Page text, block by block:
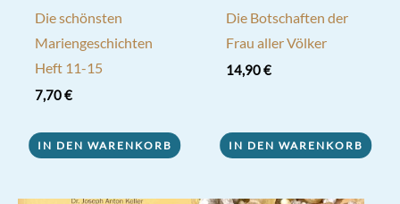
Die schönsten
Mariengeschichten
Heft 11-15
7,70€
IN DEN WARENKORB
Die Botschaften der
Frau aller Völker
14,90€
IN DEN WARENKORB